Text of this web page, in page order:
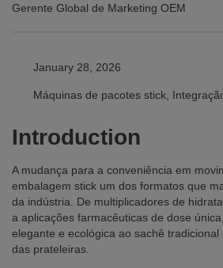
Gerente Global de Marketing OEM
January 28, 2026
Máquinas de pacotes stick,
Introduction
A mudança para a conveniência em
embalagem stick um dos formatos que
da indústria. De multiplicadores de
a aplicações farmacêuticas de dose
elegante e ecológica ao sachê
das prateleiras.